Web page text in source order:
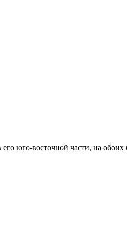
юго-восточной части, на